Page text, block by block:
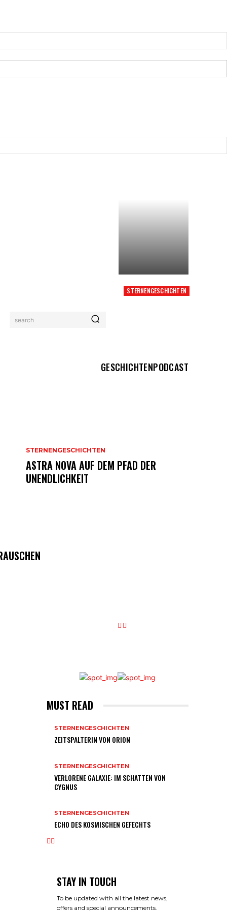
search
STERNENGESCHICHTEN
GESCHICHTENPODCAST
STERNENGESCHICHTEN
ASTRA NOVA AUF DEM PFAD DER
UNENDLICHKEIT
MUST READ
STERNENGESCHICHTEN
ZEITSPALTERIN VON ORION
STERNENGESCHICHTEN
VERLORENE GALAXIE: IM SCHATTEN VON
CYGNUS
STERNENGESCHICHTEN
ECHO DES KOSMISCHEN GEFECHTS
STAY IN TOUCH
To be updated with all the latest news,
offers and special announcements.